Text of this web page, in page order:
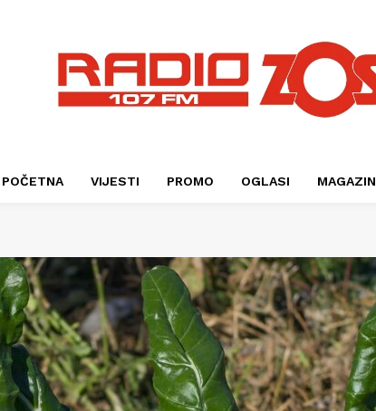
POČETNA VIJESTI PROMO OGLASI MAGAZIN